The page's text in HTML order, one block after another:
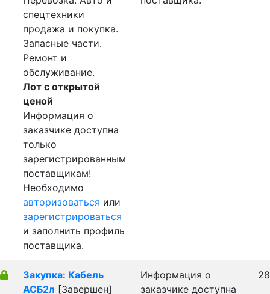
спецтехники
продажа и покупка.
Запасные части.
Ремонт и
обслуживание.
Лот с открытой
ценой
Информация о
заказчике доступна
только
зарегистрированным
поставщикам!
Необходимо
авторизоваться или
зарегистрироваться
и заполнить профиль
поставщика.
Закупка: Кабель
АСБ2л [Завершен]
Информация о
заказчике доступна